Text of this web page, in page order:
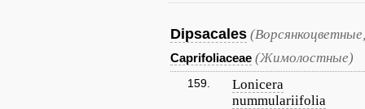
Dipsacales
Caprifoliaceae (Жимолостные)
159.
Lonicera
nummulariifolia